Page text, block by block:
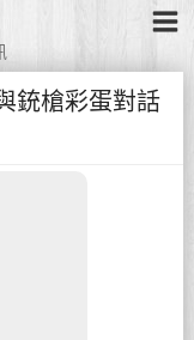
銃槍彩蛋對話